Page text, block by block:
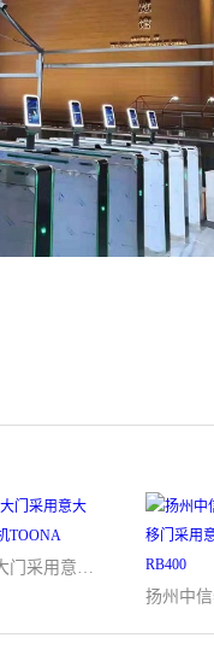
上海万源城大门采用意大利耐氏直臂电机TOONA